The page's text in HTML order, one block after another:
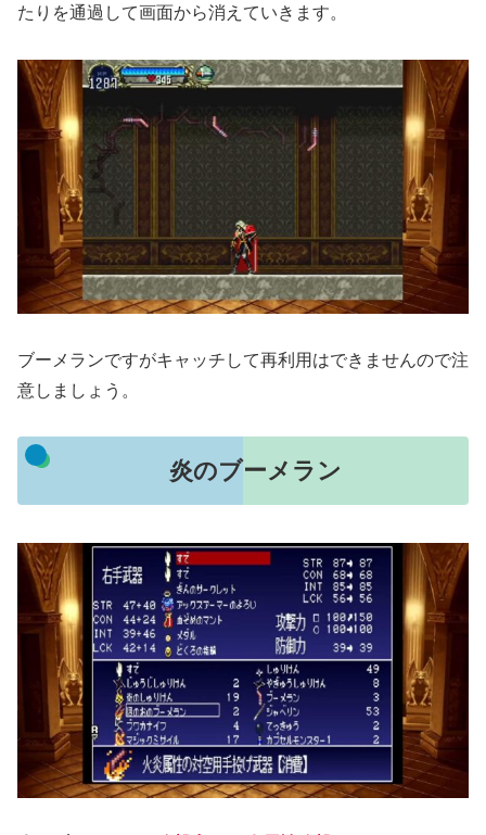
たりを通過して画面から消えていきます。
ブーメランですがキャッチして再利用はできませんので注
意しましょう。
炎のブーメラン